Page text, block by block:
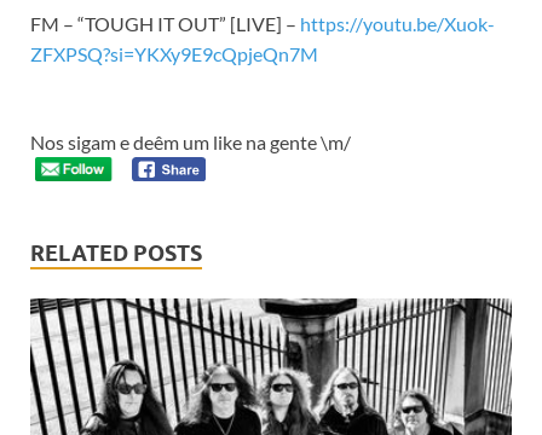
FM – “TOUGH IT OUT” [LIVE] – https://youtu.be/Xuok-
ZFXPSQ?si=YKXy9E9cQpjeQn7M
Nos sigam e deêm um like na gente \m/
RELATED POSTS